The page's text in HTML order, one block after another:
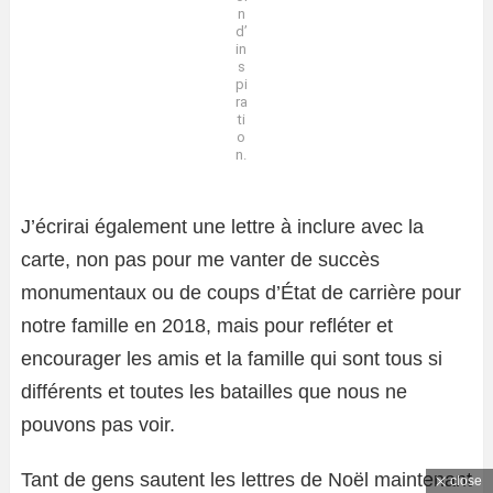
n
d’
in
s
pi
ra
ti
o
n.
J’écrirai également une lettre à inclure avec la
carte, non pas pour me vanter de succès
monumentaux ou de coups d’État de carrière pour
notre famille en 2018, mais pour refléter et
encourager les amis et la famille qui sont tous si
différents et toutes les batailles que nous ne
pouvons pas voir.
Tant de gens sautent les lettres de Noël maintenant
close